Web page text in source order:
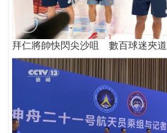
拜仁將帥快閃尖沙咀 數百球迷夾